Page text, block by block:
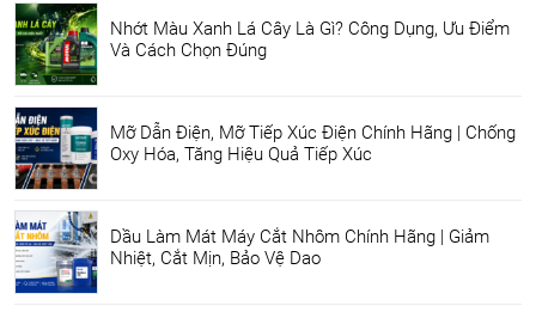
Nhớt Màu Xanh Lá Cây Là Gì? Công Dụng, Ưu Điểm
Và Cách Chọn Đúng
Mỡ Dẫn Điện, Mỡ Tiếp Xúc Điện Chính Hãng | Chống
Oxy Hóa, Tăng Hiệu Quả Tiếp Xúc
Dầu Làm Mát Máy Cắt Nhôm Chính Hãng | Giảm
Nhiệt, Cắt Mịn, Bảo Vệ Dao